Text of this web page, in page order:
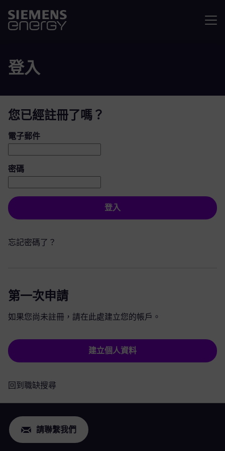
登入
您已經註冊了嗎？
登入：使用者和密碼
電子郵件
密碼
登入
忘記密碼了？
第一次申請
如果您尚未註冊，請在此處建立您的帳戶。
建立個人資料
回到職缺搜尋
請聯繫我們